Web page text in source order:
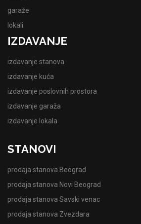
garaže
lokali
IZDAVANJE
izdavanje stanova
izdavanje kuća
izdavanje poslovnih prostora
izdavanje garaža
izdavanje lokala
STANOVI
prodaja stanova Beograd
prodaja stanova Novi Beograd
prodaja stanova Savski venac
prodaja stanova Zvezdara